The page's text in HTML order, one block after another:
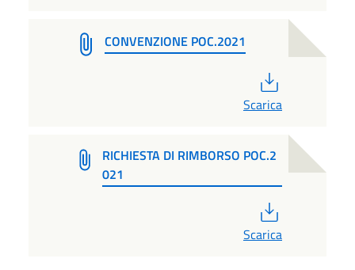
CONVENZIONE POC.2021
Scarica
RICHIESTA DI RIMBORSO POC.2
021
Scarica